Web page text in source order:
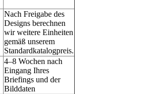
Nach Freigabe des
Designs berechnen
wir weitere Einheiten
gemäß unserem
Standardkatalogpreis.
4–8 Wochen nach
Eingang Ihres
Briefings und der
Bilddaten